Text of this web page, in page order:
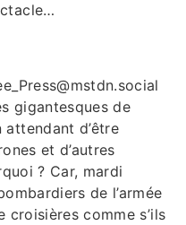
gigantesques de
d’être
et d’autres
? Car, mardi
de l’armée
croisières comme s’ils